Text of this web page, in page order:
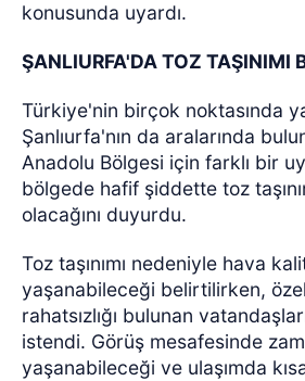
konusunda uyardı.
ŞANLIURFA'DA TOZ TAŞINIMI
Türkiye'nin birçok noktasında
Şanlıurfa'nın da aralarında
Anadolu Bölgesi için farklı bir
bölgede hafif şiddette toz
olacağını duyurdu.
Toz taşınımı nedeniyle hava
yaşanabileceği belirtilirken,
rahatsızlığı bulunan
istendi. Görüş mesafesinde
yaşanabileceği ve ulaşımda